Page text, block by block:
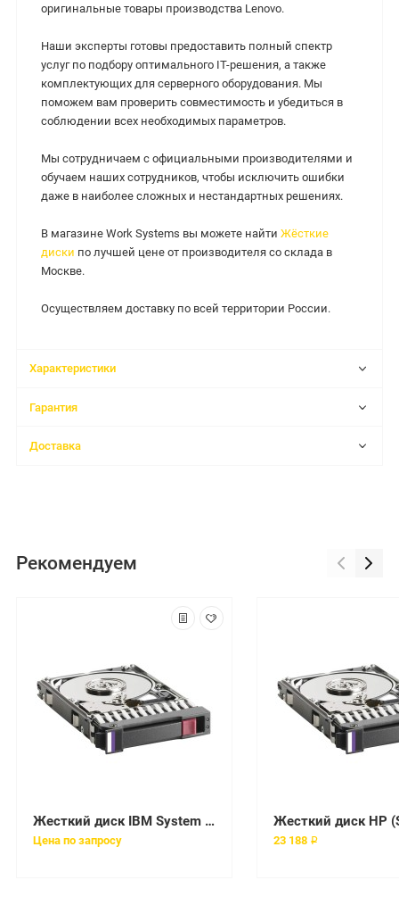
оригинальные товары производства Lenovo.
Наши эксперты готовы предоставить полный спектр
услуг по подбору оптимального IT-решения, а также
комплектующих для серверного оборудования. Мы
поможем вам проверить совместимость и убедиться в
соблюдении всех необходимых параметров.
Мы сотрудничаем с официальными производителями и
обучаем наших сотрудников, чтобы исключить ошибки
даже в наиболее сложных и нестандартных решениях.
В магазине Work Systems вы можете найти Жёсткие
диски по лучшей цене от производителя со склада в
Москве.
Осуществляем доставку по всей территории России.
Характеристики
Гарантия
Доставка
Рекомендуем
Жесткий диск IBM System Storage (Seagate) Enterprise Performance 10K HDD v8 900Gb U1200 10000 128Mb 12G AF 512n SAS 2,5" For Storwize V7000 Gen1(207x_ST900MM0168)
Цена по запросу 23 188 ₽